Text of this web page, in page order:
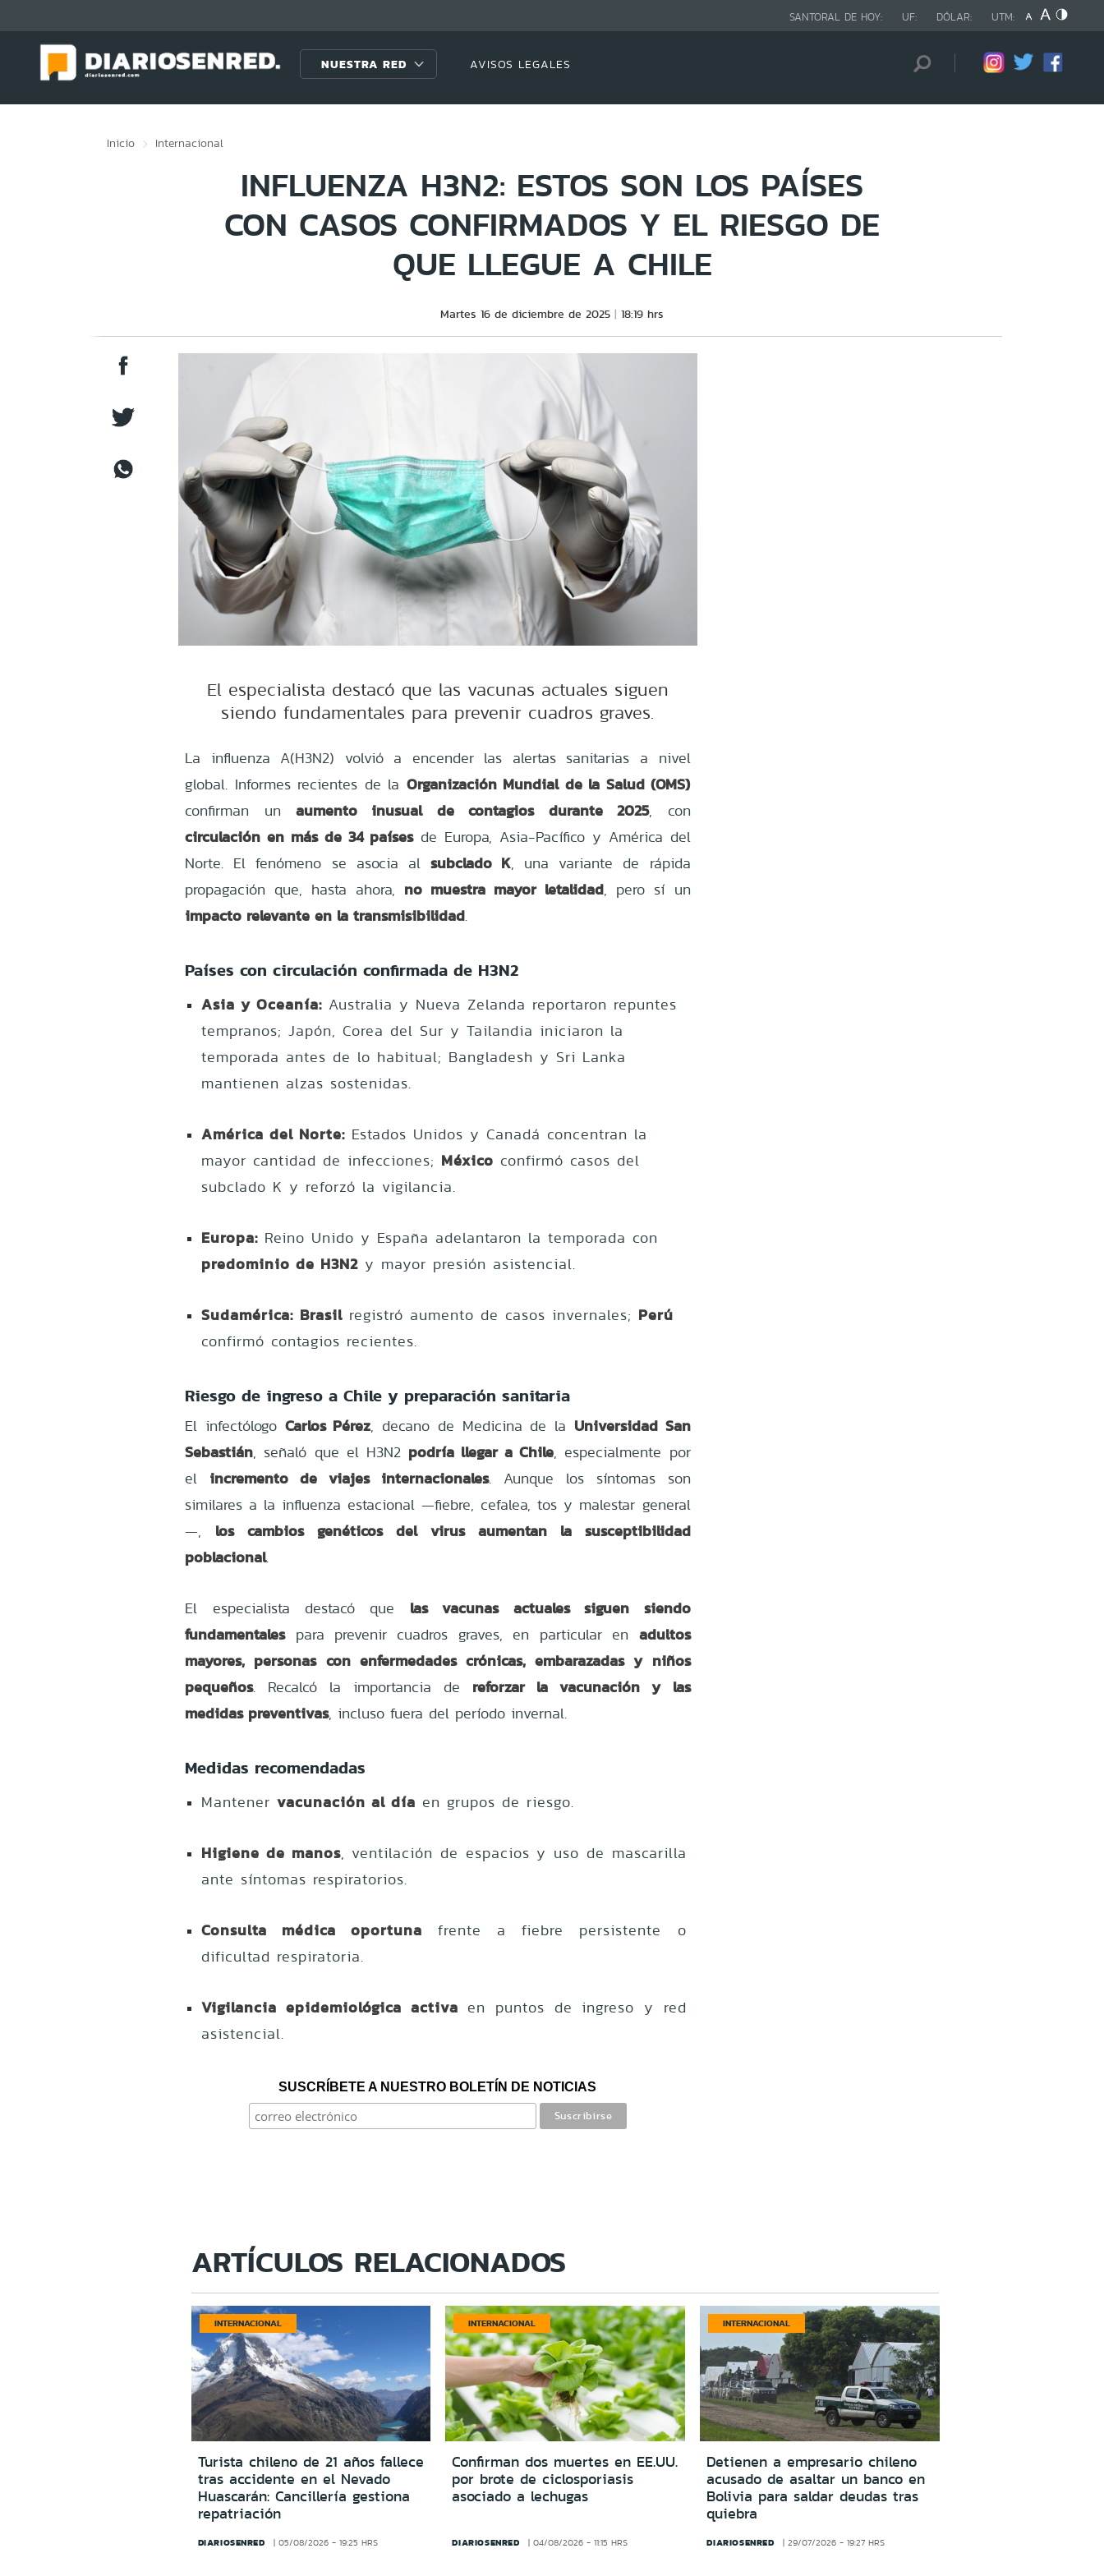
SANTORAL DE HOY: UF: DÓLAR: UTM:
NUESTRA RED AVISOS LEGALES
Inicio Internacional
INFLUENZA H3N2: ESTOS SON LOS PAÍSES
CON CASOS CONFIRMADOS Y EL RIESGO DE
QUE LLEGUE A CHILE
Martes 16 de diciembre de 2025 18:19 hrs
El especialista destacó que las vacunas actuales siguen
siendo fundamentales para prevenir cuadros graves.
La influenza A(H3N2) volvió a encender las alertas sanitarias a nivel
global. Informes recientes de la Organización Mundial de la Salud (OMS)
confirman unaumento inusual de contagios durante 2025, con
circulación en más de 34 paísesde Europa, Asia-Pacífico y América del
Norte. El fenómeno se asocia al subclado K, una variante de rápida
propagación que, hasta ahora, no muestra mayor letalidad, pero sí un
impacto relevante en la transmisibilidad.
Países con circulación confirmada de H3N2
Asia y Oceanía: Australia y Nueva Zelanda reportaron repuntes
tempranos; Japón, Corea del Sur y Tailandia iniciaron la
temporada antes de lo habitual; Bangladesh y Sri Lanka
mantienen alzas sostenidas.
América del Norte: Estados Unidos y Canadá concentran la
mayor cantidad de infecciones; México confirmó casos del
subclado K y reforzó la vigilancia.
Europa: Reino Unido y España adelantaron la temporada con
predominio de H3N2 y mayor presión asistencial.
Sudamérica: Brasil registró aumento de casos invernales; Perú
confirmó contagios recientes.
Riesgo de ingreso a Chile y preparación sanitaria
El infectólogo Carlos Pérez, decano de Medicina de la Universidad San
Sebastián, señaló que el H3N2 podría llegar a Chile, especialmente por
el incremento de viajes internacionales. Aunque los síntomas son
similares a la influenza estacional —fiebre, cefalea, tos y malestar general
—, los cambios genéticos del virus aumentan la susceptibilidad
poblacional.
El especialista destacó que las vacunas actuales siguen siendo
fundamentalespara prevenir cuadros graves, en particular en adultos
mayores, personas con enfermedades crónicas, embarazadas y niños
pequeños. Recalcó la importancia de reforzar la vacunación y las
medidas preventivas, incluso fuera del período invernal.
Medidas recomendadas
Mantenervacunación al día en grupos de riesgo.
Higiene de manos, ventilación de espacios y uso de mascarilla
ante síntomas respiratorios.
Consulta médica oportuna frente a fiebre persistente o
dificultad respiratoria.
Vigilancia epidemiológica activa en puntos de ingreso y red
asistencial.
SUSCRÍBETE A NUESTRO BOLETÍN DE NOTICIAS
ARTÍCULOS RELACIONADOS
INTERNACIONAL
Turista chileno de 21 años fallece
tras accidente en el Nevado
Huascarán: Cancillería gestiona
repatriación
DIARIOSENRED 05/08/2026 - 19:25 HRS
INTERNACIONAL
Confirman dos muertes en EE.UU.
por brote de ciclosporiasis
asociado a lechugas
DIARIOSENRED 04/08/2026 - 11:15 HRS
INTERNACIONAL
Detienen a empresario chileno
acusado de asaltar un banco en
Bolivia para saldar deudas tras
quiebra
DIARIOSENRED 29/07/2026 - 19:27 HRS